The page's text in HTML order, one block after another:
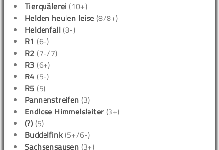
Tierquälerei (10+)
Helden heulen leise (8/8+)
Heldenfall (8-)
R1 (6-)
R2 (7-/7)
R3 (6+)
R4 (5-)
R5 (5)
Pannenstreifen (3)
Endlose Himmelsleiter (3+)
(?) (5)
Buddelfink (5+/6-)
Sachsensausen (3+)